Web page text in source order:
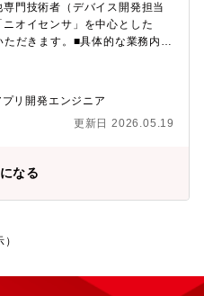
門技術者（デバイス開発担当
オイセンサ」を中心とした
だきます。■具体的な業務内容
開発：C++・スマートフォン用
ことを淡々とこなし、一部だけ
み出し、完成まで見届けられ
ころが魅力の一つです。製品の
ください。製品を一から開発
ださい！
リ開発エンジニア
更新日 2026.05.19
なる